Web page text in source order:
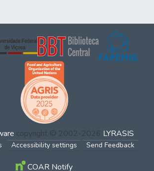
copyright © 2002-2026 LYRASIS
Accessibility settings Send Feedback
COAR Notify